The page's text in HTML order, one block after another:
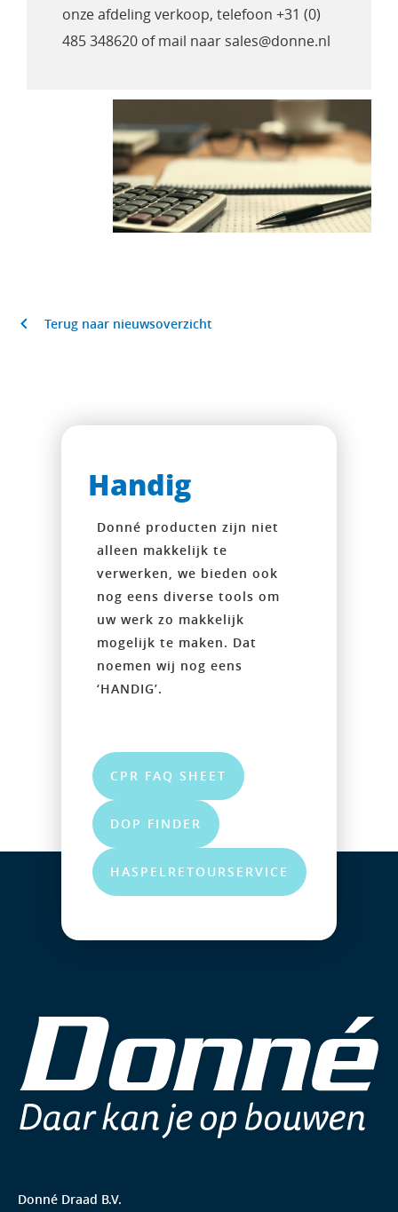
onze afdeling verkoop, telefoon +31 (0)
485 348620 of mail naar sales@donne.nl
Terug naar nieuwsoverzicht
Handig
Donné producten zijn niet
alleen makkelijk te
verwerken, we bieden ook
nog eens diverse tools om
uw werk zo makkelijk
mogelijk te maken. Dat
noemen wij nog eens
‘HANDIG’.
CPR FAQ SHEET
DOP FINDER
HASPELRETOURSERVICE
Donné Draad B.V.